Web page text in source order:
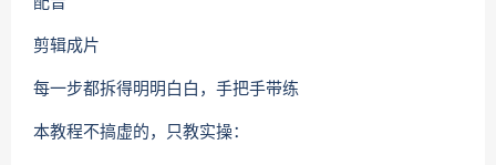
剪辑成片
每一步都拆得明明白白，手把手带练
本教程不搞虚的，只教实操：